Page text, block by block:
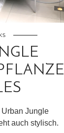
Jungle
auch stylisch.